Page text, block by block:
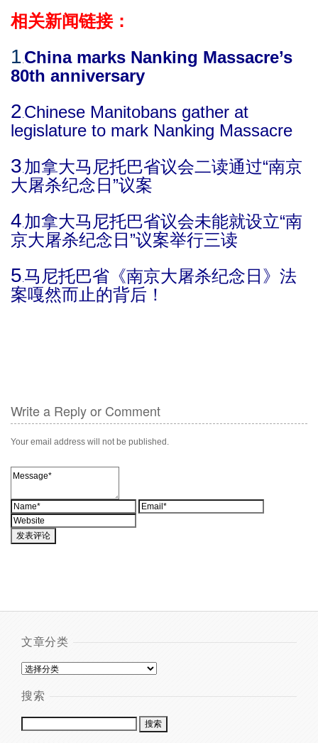
相关新闻链接：
1.China marks Nanking Massacre’s
80th anniversary
2.Chinese Manitobans gather at
legislature to mark Nanking Massacre
3.加拿大马尼托巴省议会二读通过“南京
大屠杀纪念日”议案
4.加拿大马尼托巴省议会未能就设立“南
京大屠杀纪念日”议案举行三读
5.马尼托巴省《南京大屠杀纪念日》法
案嘎然而止的背后！
Write a Reply or Comment
Your email address will not be published.
文章分类
搜索